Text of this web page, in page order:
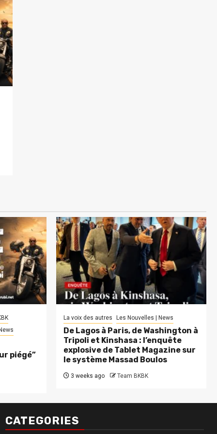
piégé”
La voix des autres Les Nouvelles | News
De Lagos à Paris, de Washington à
Tripoli et Kinshasa : l’enquête
explosive de Tablet Magazine sur
le système Massad Boulos
3 weeks ago Team BKBK
CATEGORIES